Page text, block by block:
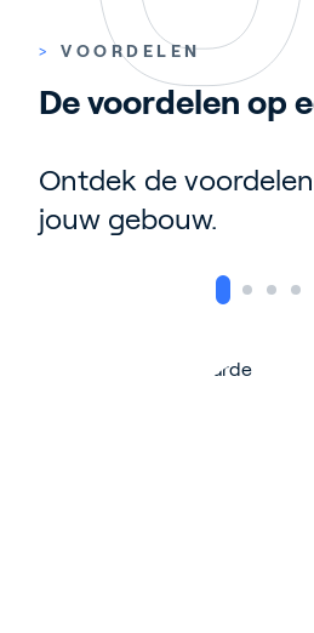
> VOORDELEN
De voordelen op
Ontdek de
jouw gebouw.